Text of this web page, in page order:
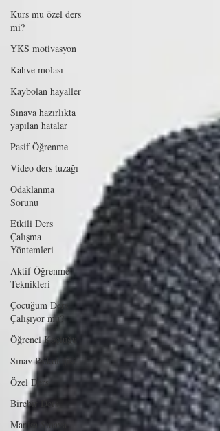
Kurs mu özel ders
mi?
YKS motivasyon
Kahve molası
Kaybolan hayaller
Sınava hazırlıkta
yapılan hatalar
Pasif Öğrenme
Video ders tuzağı
Odaklanma
Sorunu
Etkili Ders
Çalışma
Yöntemleri
Aktif Öğrenme
Teknikleri
Çocuğum Ders
Çalışıyor mu?
Öğrenci Koçluğu
Sınav Psikolojisi
Özel Ders
Birebir Ders
Manisa Sınava